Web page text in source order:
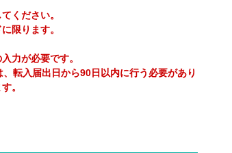
ください。
限ります。
力が必要です。
転入届出日から90日以内に行う必要があり
。